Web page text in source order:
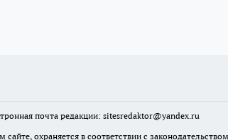
почта редакции: sitesredaktor@yandex.ru
охраняется в соответствии с